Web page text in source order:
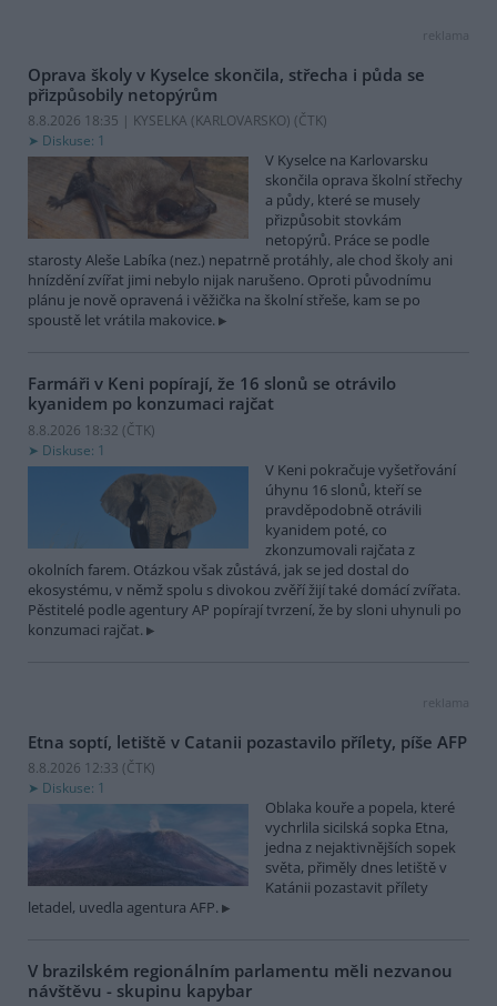
reklama
Oprava školy v Kyselce skončila, střecha i půda se
přizpůsobily netopýrům
8.8.2026 18:35 | KYSELKA (KARLOVARSKO) (ČTK)
Diskuse: 1
V Kyselce na Karlovarsku
skončila oprava školní střechy
a půdy, které se musely
přizpůsobit stovkám
netopýrů. Práce se podle
starosty Aleše Labíka (nez.) nepatrně protáhly, ale chod školy ani
hnízdění zvířat jimi nebylo nijak narušeno. Oproti původnímu
plánu je nově opravená i věžička na školní střeše, kam se po
spoustě let vrátila makovice.
Farmáři v Keni popírají, že 16 slonů se otrávilo
kyanidem po konzumaci rajčat
8.8.2026 18:32 (ČTK)
Diskuse: 1
V Keni pokračuje vyšetřování
úhynu 16 slonů, kteří se
pravděpodobně otrávili
kyanidem poté, co
zkonzumovali rajčata z
okolních farem. Otázkou však zůstává, jak se jed dostal do
ekosystému, v němž spolu s divokou zvěří žijí také domácí zvířata.
Pěstitelé podle agentury AP popírají tvrzení, že by sloni uhynuli po
konzumaci rajčat.
reklama
Etna soptí, letiště v Catanii pozastavilo přílety, píše AFP
8.8.2026 12:33 (ČTK)
Diskuse: 1
Oblaka kouře a popela, které
vychrlila sicilská sopka Etna,
jedna z nejaktivnějších sopek
světa, přiměly dnes letiště v
Katánii pozastavit přílety
letadel, uvedla agentura AFP.
V brazilském regionálním parlamentu měli nezvanou
návštěvu - skupinu kapybar